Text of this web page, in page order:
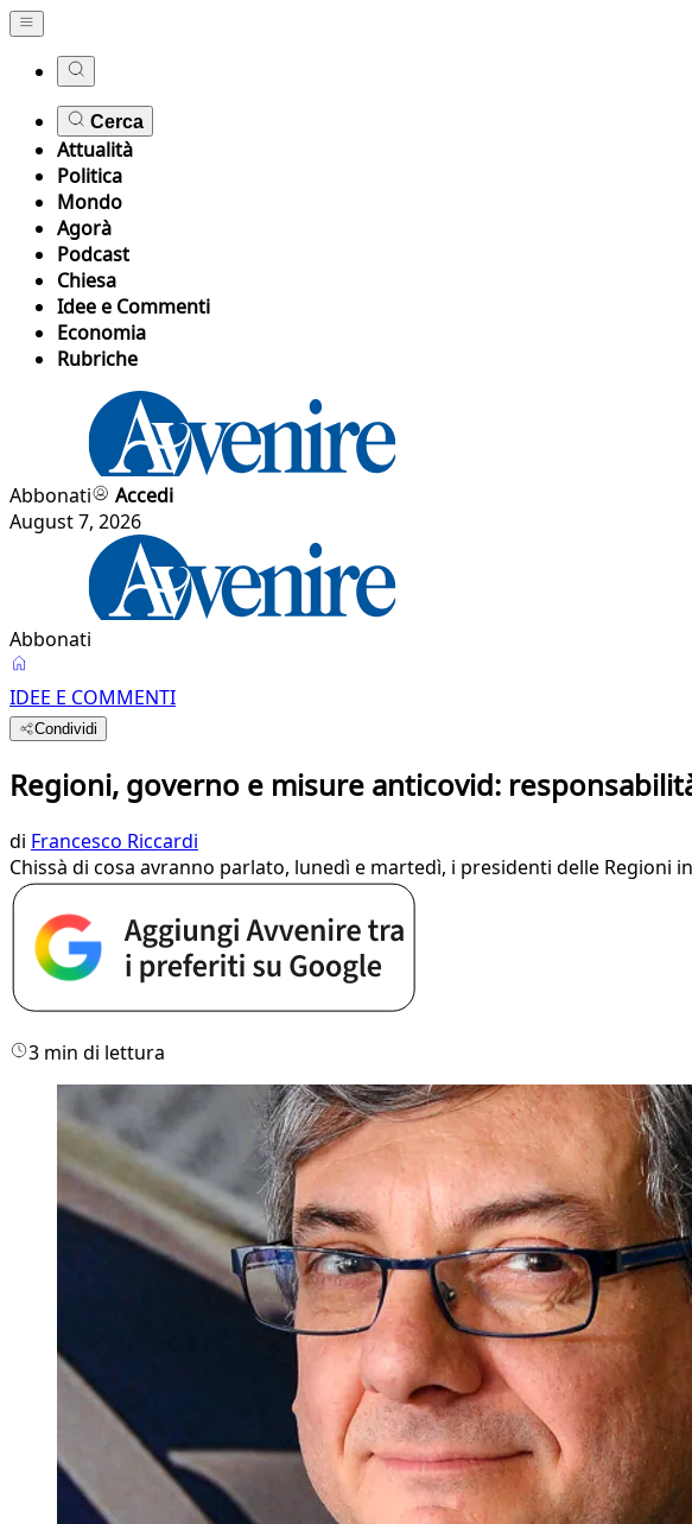
Cerca
Attualità
Politica
Mondo
Agorà
Podcast
Chiesa
Idee e Commenti
Economia
Rubriche
Abbonati
Accedi
August 7, 2026
Abbonati
IDEE E COMMENTI
Condividi
Regioni, governo e misure anticovid:
di Francesco Riccardi
Chissà di cosa avranno parlato, lunedì e martedì, i presidenti delle Regioni
3 min di lettura